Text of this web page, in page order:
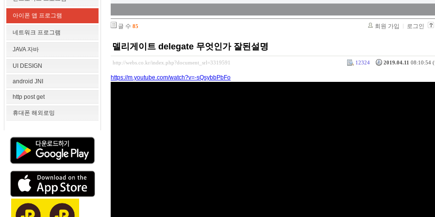
아이폰 앱 프로그램
네트워크 프로그램
JAVA 자바
UI DESIGN
android JNI
http post get
휴대폰 해외로밍
글 수 85 회원 가입 로그인
델리게이트 delegate 무엇인가 잘된설명
http://webs.co.kr/index.php?document_srl=3319591 2019.04.11 08:10:54
12324
https://m.youtube.com/watch?v=-sQsybbPbFo